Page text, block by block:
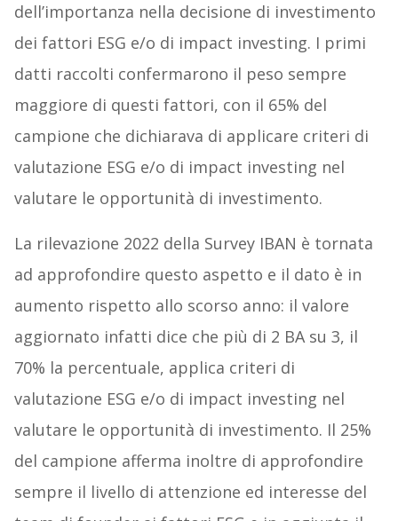
dell’importanza nella decisione di investimento
dei fattori ESG e/o di impact investing. I primi
datti raccolti confermarono il peso sempre
maggiore di questi fattori, con il 65% del
campione che dichiarava di applicare criteri di
valutazione ESG e/o di impact investing nel
valutare le opportunità di investimento.
La rilevazione 2022 della Survey IBAN è tornata
ad approfondire questo aspetto e il dato è in
aumento rispetto allo scorso anno: il valore
aggiornato infatti dice che più di 2 BA su 3, il
70% la percentuale, applica criteri di
valutazione ESG e/o di impact investing nel
valutare le opportunità di investimento. Il 25%
del campione afferma inoltre di approfondire
sempre il livello di attenzione ed interesse del